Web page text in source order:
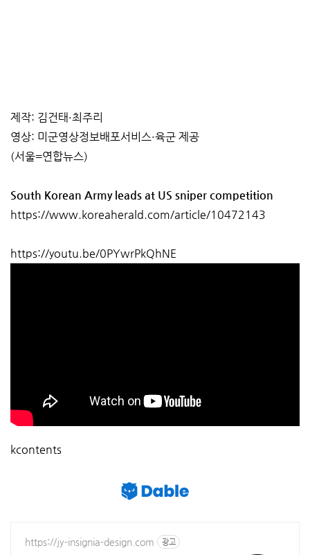
제작: 김건태·최주리
영상: 미군영상정보배포서비스·육군 제공
(서울=연합뉴스)
South Korean Army leads at US sniper competition
https://www.koreaherald.com/article/10472143
https://youtu.be/0PYwrPkQhNE
kcontents
https://jy-insignia-design.com 광고